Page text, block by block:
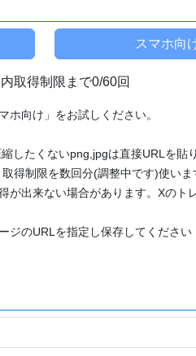
取得制限まで0/60回
向け」をお試しください。
したくないpng,jpgは直接URLを貼
得制限を数回分(調整中です)使いま
が出来ない場合があります。Xのト
ジのURLを指定し保存してください